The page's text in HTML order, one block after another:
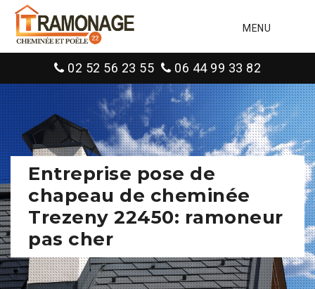
MENU
02 52 56 23 55 06 44 99 33 82
Entreprise pose de
chapeau de cheminée
Trezeny 22450: ramoneur
pas cher